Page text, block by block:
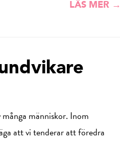
LÄS MER →
människor. Inom
att vi tenderar att föredra